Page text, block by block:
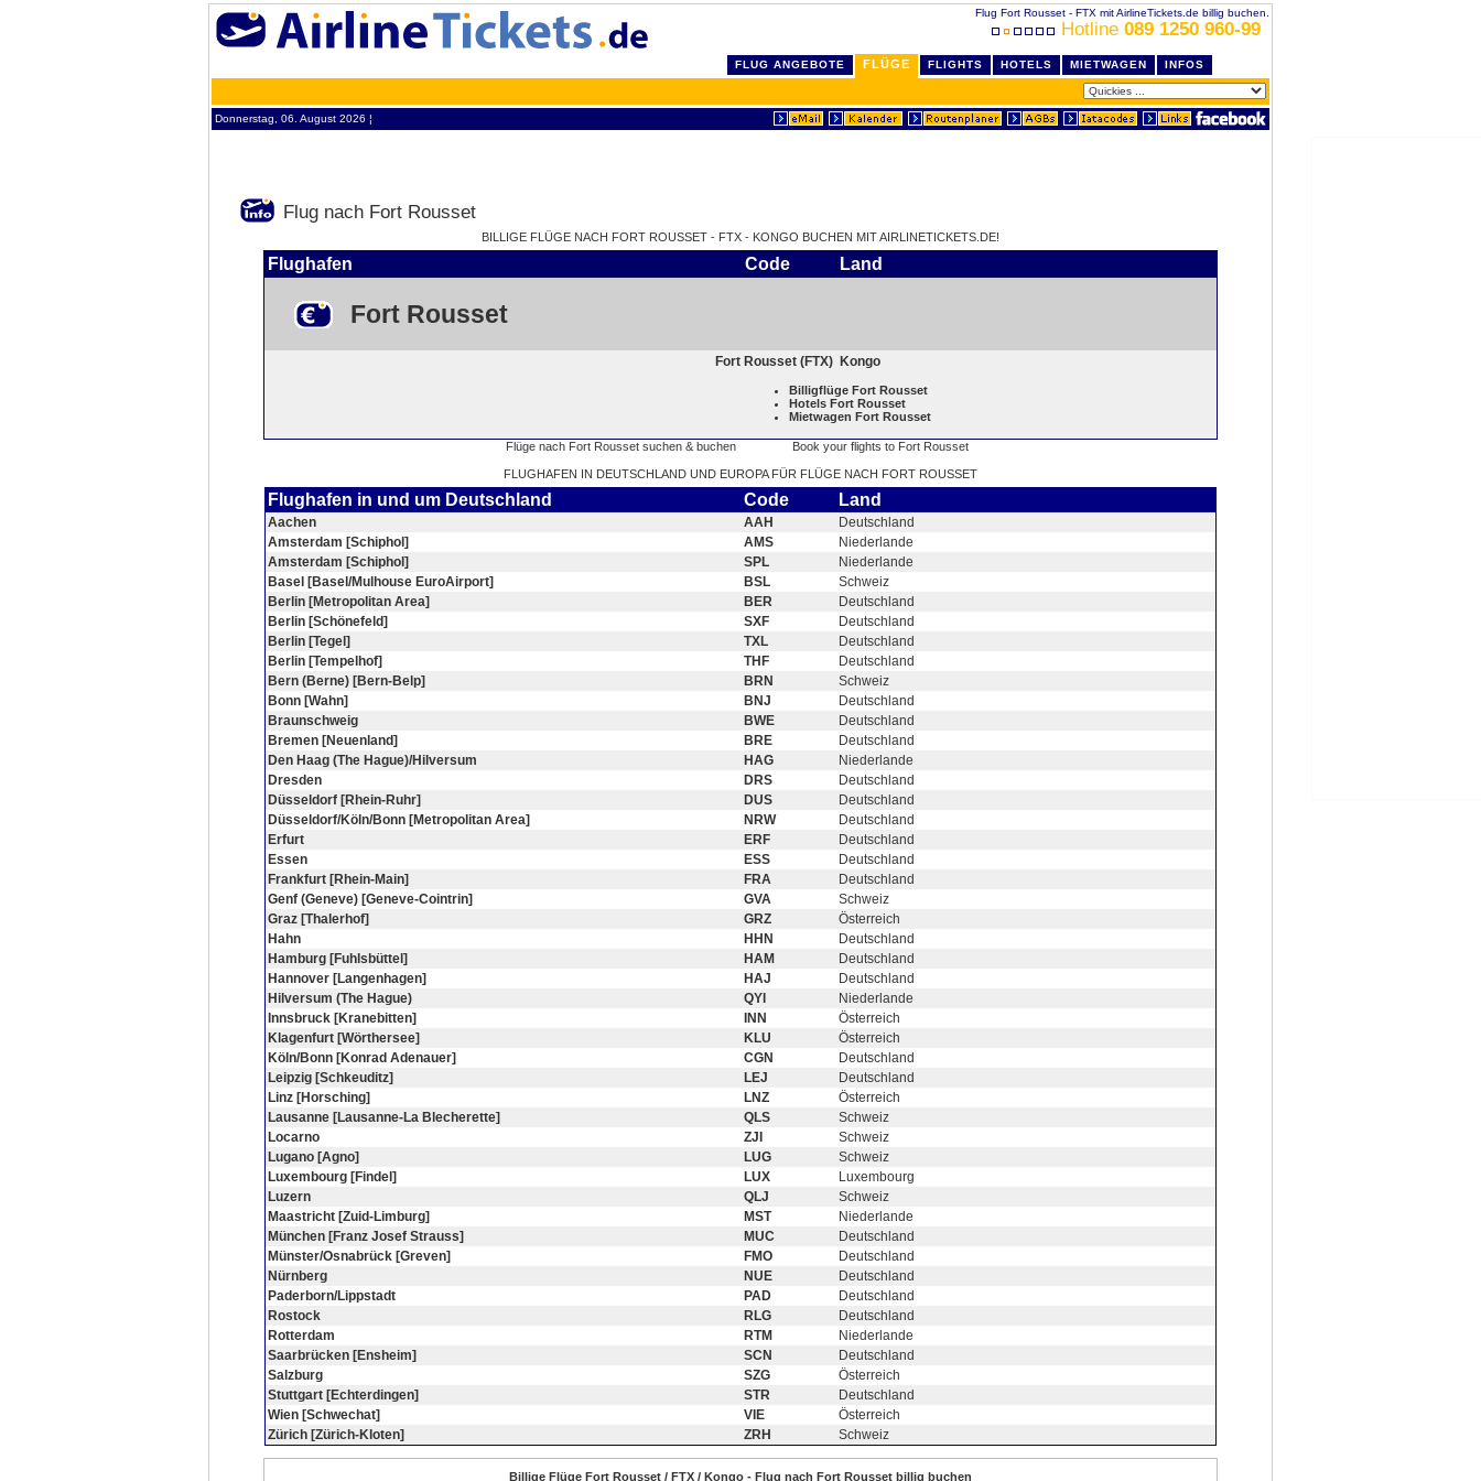
Flug Fort Rousset - FTX mit AirlineTickets.de billig buchen.
Hotline 089 1250 960-99
FLUG ANGEBOTE FLÜGE FLIGHTS HOTELS MIETWAGEN INFOS
Donnerstag, 06. August 2026 ¦
Flug nach Fort Rousset
BILLIGE FLÜGE NACH FORT ROUSSET - FTX - KONGO BUCHEN MIT AIRLINETICKETS.DE!
Flughafen Code Land
Fort Rousset
Fort Rousset (FTX) Kongo
Billigflüge Fort Rousset
Hotels Fort Rousset
Mietwagen Fort Rousset
FLUGHAFEN IN DEUTSCHLAND UND EUROPA FÜR FLÜGE NACH FORT ROUSSET
Flughafen in und um Deutschland Code Land
Aachen AAH
Deutschland
Amsterdam [Schiphol]
AMS
Niederlande
Amsterdam [Schiphol]
SPL
Niederlande
Basel [Basel/Mulhouse EuroAirport]
BSL
Schweiz
Berlin [Metropolitan Area]
BER
Deutschland
Berlin [Schönefeld]
SXF
Deutschland
Berlin [Tegel]
TXL
Deutschland
Berlin [Tempelhof]
THF
Deutschland
Bern (Berne) [Bern-Belp]
BRN
Schweiz
Bonn [Wahn]
BNJ
Deutschland
Braunschweig
BWE
Deutschland
Bremen [Neuenland]
BRE
Deutschland
Den Haag (The Hague)/Hilversum
HAG
Niederlande
Dresden
DRS
Deutschland
Düsseldorf [Rhein-Ruhr]
DUS
Deutschland
Düsseldorf/Köln/Bonn [Metropolitan Area]
NRW
Deutschland
Erfurt
ERF
Deutschland
Essen
ESS
Deutschland
Frankfurt [Rhein-Main]
FRA
Deutschland
Genf (Geneve) [Geneve-Cointrin]
GVA
Schweiz
Graz [Thalerhof]
GRZ
Österreich
Hahn
HHN
Deutschland
Hamburg [Fuhlsbüttel]
HAM
Deutschland
Hannover [Langenhagen]
HAJ
Deutschland
Hilversum (The Hague)
QYI
Niederlande
Innsbruck [Kranebitten]
INN
Österreich
Klagenfurt [Wörthersee]
KLU
Österreich
Köln/Bonn [Konrad Adenauer]
CGN
Deutschland
Leipzig [Schkeuditz]
LEJ
Deutschland
Linz [Horsching]
LNZ
Österreich
Lausanne [Lausanne-La Blecherette]
QLS
Schweiz
Locarno
ZJI
Schweiz
Lugano [Agno]
LUG
Schweiz
Luxembourg [Findel]
LUX
Luxembourg
Luzern
QLJ
Schweiz
Maastricht [Zuid-Limburg]
MST
Niederlande
München [Franz Josef Strauss]
MUC
Deutschland
Münster/Osnabrück [Greven]
FMO
Deutschland
Nürnberg
NUE
Deutschland
Paderborn/Lippstadt
PAD
Deutschland
Rostock
RLG
Deutschland
Rotterdam
RTM
Niederlande
Saarbrücken [Ensheim]
SCN
Deutschland
Salzburg
SZG
Österreich
Stuttgart [Echterdingen]
STR
Deutschland
Wien [Schwechat]
VIE
Österreich
Zürich [Zürich-Kloten]
ZRH Schweiz
Billige Flüge Fort Rousset / FTX / Kongo - Flug nach Fort Rousset billig buchen